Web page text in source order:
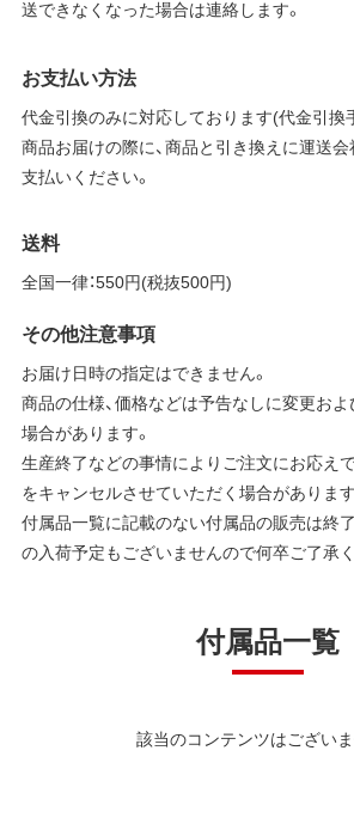
送できなくなった場合は連絡します。
お支払い方法
代金引換のみに対応しております(代金引換
商品お届けの際に、商品と引き換えに運送
支払いください。
送料
全国一律：550円(税抜500円)
その他注意事項
お届け日時の指定はできません。
商品の仕様、価格などは予告なしに変更お
場合があります。
生産終了などの事情によりご注文にお応え
をキャンセルさせていただく場合があります
付属品一覧に記載のない付属品の販売は終
の入荷予定もございませんので何卒ご了承く
付属品一覧
該当のコンテンツはございま